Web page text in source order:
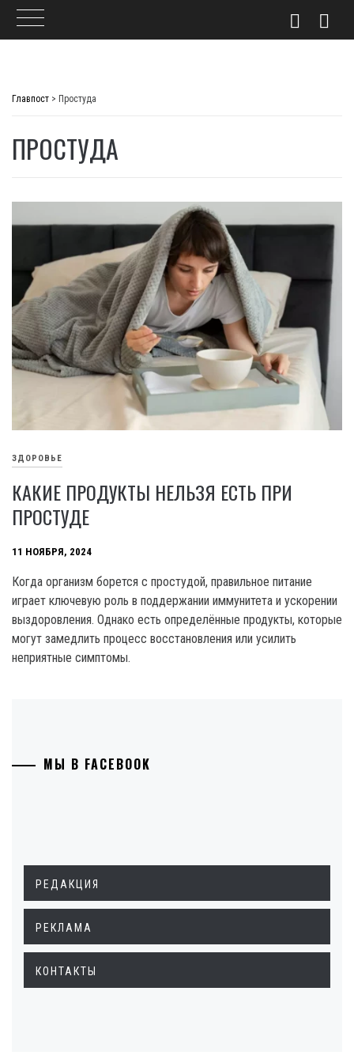
Главпост > Простуда
ПРОСТУДА
ЗДОРОВЬЕ
КАКИЕ ПРОДУКТЫ НЕЛЬЗЯ ЕСТЬ ПРИ
ПРОСТУДЕ
11 НОЯБРЯ, 2024
Когда организм борется с простудой, правильное питание
играет ключевую роль в поддержании иммунитета и ускорении
выздоровления. Однако есть определённые продукты, которые
могут замедлить процесс восстановления или усилить
неприятные симптомы.
МЫ В FACEBOOK
РЕДАКЦИЯ
РЕКЛАМА
КОНТАКТЫ